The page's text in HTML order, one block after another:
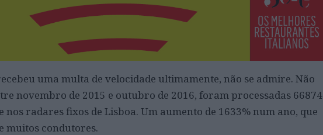
uma multa de velocidade ultimamente, não se admire. Não
novembro de 2015 e outubro de 2016, foram processadas 66874
nos radares fixos de Lisboa. Um aumento de 1633% num ano, que
muitos condutores.